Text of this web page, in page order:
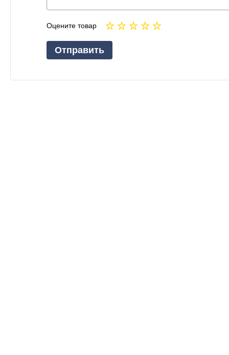
Оцените товар
Отправить